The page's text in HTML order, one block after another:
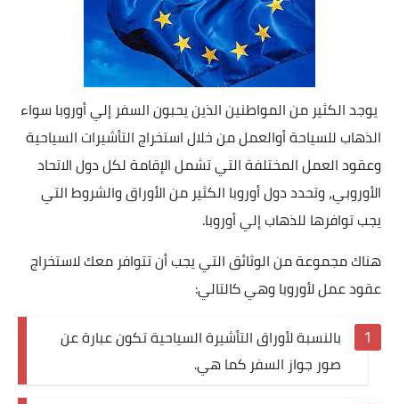
يوجد الكثير من المواطنين الذين يحبون السفر إلي أوروبا سواء
الذهاب للسياحة أوالعمل من خلال استخراج التأشيرات السياحية
وعقود العمل المختلفة التي تشمل الإقامة لكل دول الاتحاد
الأوروبي، وتحدد دول أوروبا الكثير من الأوراق والشروط التي
يجب توافرها للذهاب إلي أوروبا.
هناك مجموعة من الوثائق التي يجب أن تتوافر معك لاستخراج
عقود عمل لأوروبا وهي كالتالي:
بالنسبة لأوراق التأشيرة السياحية تكون عبارة عن
صور جواز السفر كما هي.